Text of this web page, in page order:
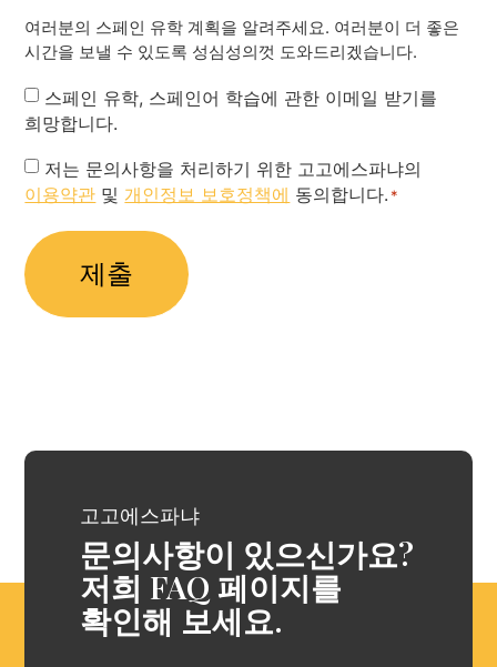
여러분의 스페인 유학 계획을 알려주세요. 여러분이 더 좋은
시간을 보낼 수 있도록 성심성의껏 도와드리겠습니다.
Newsletter
스페인 유학, 스페인어 학습에 관한 이메일 받기를
희망합니다.
Privacy
Policy
저는 문의사항을 처리하기 위한 고고에스파냐의
이용약관 및 개인정보 보호정책에 동의합니다. *
고고에스파냐
문의사항이 있으신가요?
저희 FAQ 페이지를
확인해 보세요.